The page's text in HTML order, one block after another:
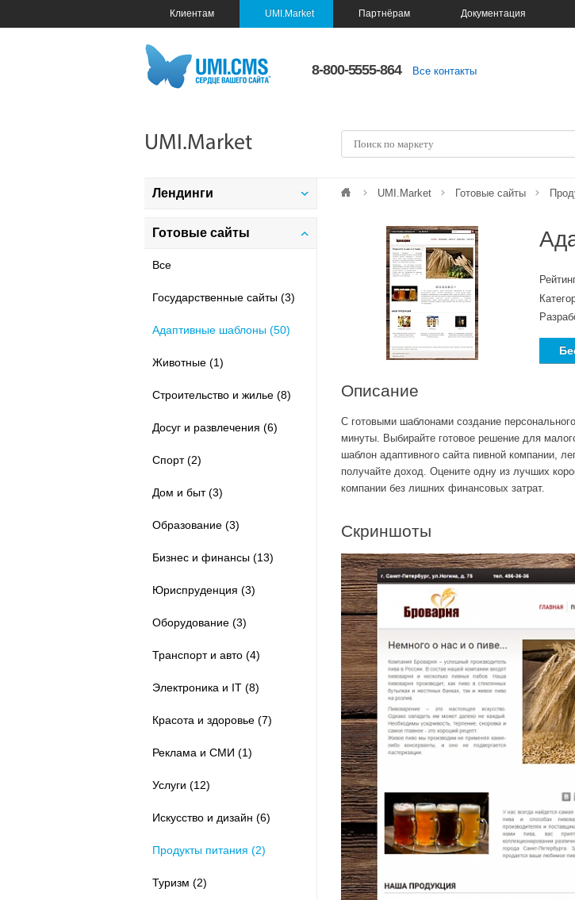
Клиентам UMI.Market Партнёрам Документация
8-800-5555-864 Все контакты
UMI.Market
UMI.Market Готовые сайты
Лендинги
Все
Готовые сайты
Все
Государственные сайты (3)
Адаптивные шаблоны (50)
Животные (1)
Строительство и жилье (8)
Досуг и развлечения (6)
Спорт (2)
Дом и быт (3)
Образование (3)
Бизнес и финансы (13)
Юриспруденция (3)
Оборудование (3)
Транспорт и авто (4)
Электроника и IT (8)
Красота и здоровье (7)
Реклама и СМИ (1)
Услуги (12)
Искусство и дизайн (6)
Продукты питания (2)
Туризм (2)
Описание
С готовыми шаблонами создание
минуты. Выбирайте готовое решение для
шаблон адаптивного сайта пивной компании,
получайте доход. Оцените одну из лучших
компании без лишних финансовых затрат.
Скриншоты